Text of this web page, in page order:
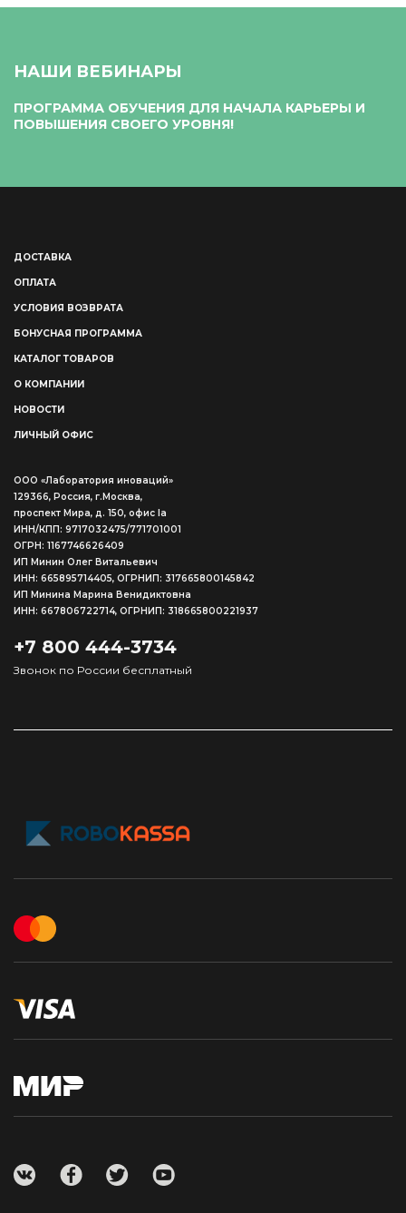
НАШИ ВЕБИНАРЫ
ПРОГРАММА ОБУЧЕНИЯ ДЛЯ НАЧАЛА КАРЬЕРЫ И
ПОВЫШЕНИЯ СВОЕГО УРОВНЯ!
ДОСТАВКА
ОПЛАТА
УСЛОВИЯ ВОЗВРАТА
БОНУСНАЯ ПРОГРАММА
КАТАЛОГ ТОВАРОВ
О КОМПАНИИ
НОВОСТИ
ЛИЧНЫЙ ОФИС
ООО «Лаборатория иноваций»
129366, Россия, г.Москва,
проспект Мира, д. 150, офис Ia
ИНН/КПП: 9717032475/771701001
ОГРН: 1167746626409
ИП Минин Олег Витальевич
ИНН: 665895714405, ОГРНИП: 317665800145842
ИП Минина Марина Венидиктовна
ИНН: 667806722714, ОГРНИП: 318665800221937
+7 800 444-3734
Звонок по России бесплатный